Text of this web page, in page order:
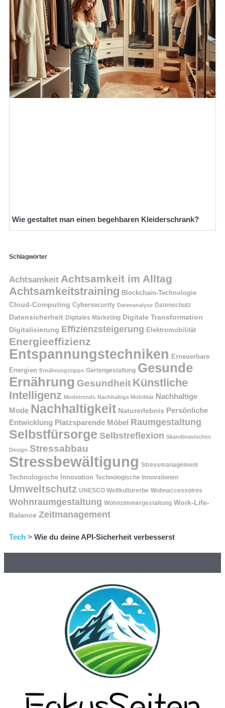
Wie gestaltet man einen begehbaren Kleiderschrank?
Schlagwörter
Achtsamkeit Achtsamkeit im Alltag
Achtsamkeitstraining Blockchain-Technologie
Cloud-Computing Cybersecurity Datenanalyse Datenschutz
Datensicherheit Digitales Marketing Digitale Transformation
Digitalisierung Effizienzsteigerung Elektromobilität
Energieeffizienz
Entspannungstechniken Erneuerbare
Energien Ernährungstipps Gartengestaltung Gesunde
Ernährung Gesundheit Künstliche
Intelligenz Modetrends Nachhaltige Mobilität Nachhaltige
Mode Nachhaltigkeit Naturerlebnis Persönliche
Entwicklung Platzsparende Möbel Raumgestaltung
Selbstfürsorge Selbstreflexion Skandinavisches
Design Stressabbau
Stressbewältigung Stressmanagement
Technologische Innovation Technologische Innovationen
Umweltschutz UNESCO Weltkulturerbe Wohnaccessoires
Wohnraumgestaltung Wohnzimmergestaltung Work-Life-
Balance Zeitmanagement
Tech > Wie du deine API-Sicherheit verbesserst